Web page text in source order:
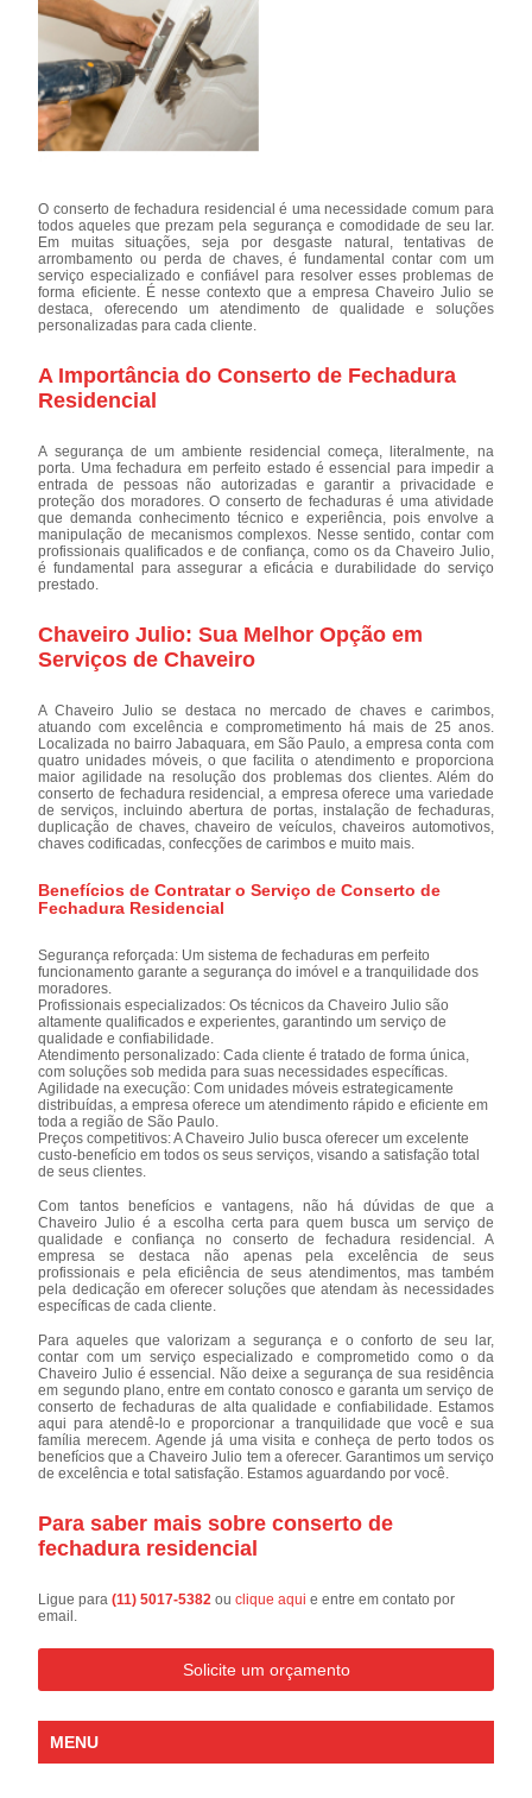
O conserto de fechadura residencial é uma necessidade comum para
todos aqueles que prezam pela segurança e comodidade de seu lar.
Em muitas situações, seja por desgaste natural, tentativas de
arrombamento ou perda de chaves, é fundamental contar com um
serviço especializado e confiável para resolver esses problemas de
forma eficiente. É nesse contexto que a empresa Chaveiro Julio se
destaca, oferecendo um atendimento de qualidade e soluções
personalizadas para cada cliente.
A Importância do Conserto de Fechadura
Residencial
A segurança de um ambiente residencial começa, literalmente, na
porta. Uma fechadura em perfeito estado é essencial para impedir a
entrada de pessoas não autorizadas e garantir a privacidade e
proteção dos moradores. O conserto de fechaduras é uma atividade
que demanda conhecimento técnico e experiência, pois envolve a
manipulação de mecanismos complexos. Nesse sentido, contar com
profissionais qualificados e de confiança, como os da Chaveiro Julio,
é fundamental para assegurar a eficácia e durabilidade do serviço
prestado.
Chaveiro Julio: Sua Melhor Opção em
Serviços de Chaveiro
A Chaveiro Julio se destaca no mercado de chaves e carimbos,
atuando com excelência e comprometimento há mais de 25 anos.
Localizada no bairro Jabaquara, em São Paulo, a empresa conta com
quatro unidades móveis, o que facilita o atendimento e proporciona
maior agilidade na resolução dos problemas dos clientes. Além do
conserto de fechadura residencial, a empresa oferece uma variedade
de serviços, incluindo abertura de portas, instalação de fechaduras,
duplicação de chaves, chaveiro de veículos, chaveiros automotivos,
chaves codificadas, confecções de carimbos e muito mais.
Benefícios de Contratar o Serviço de Conserto de
Fechadura Residencial
Segurança reforçada: Um sistema de fechaduras em perfeito
funcionamento garante a segurança do imóvel e a tranquilidade dos
moradores.
Profissionais especializados: Os técnicos da Chaveiro Julio são
altamente qualificados e experientes, garantindo um serviço de
qualidade e confiabilidade.
Atendimento personalizado: Cada cliente é tratado de forma única,
com soluções sob medida para suas necessidades específicas.
Agilidade na execução: Com unidades móveis estrategicamente
distribuídas, a empresa oferece um atendimento rápido e eficiente em
toda a região de São Paulo.
Preços competitivos: A Chaveiro Julio busca oferecer um excelente
custo-benefício em todos os seus serviços, visando a satisfação total
de seus clientes.
Com tantos benefícios e vantagens, não há dúvidas de que a
Chaveiro Julio é a escolha certa para quem busca um serviço de
qualidade e confiança no conserto de fechadura residencial. A
empresa se destaca não apenas pela excelência de seus
profissionais e pela eficiência de seus atendimentos, mas também
pela dedicação em oferecer soluções que atendam às necessidades
específicas de cada cliente.
Para aqueles que valorizam a segurança e o conforto de seu lar,
contar com um serviço especializado e comprometido como o da
Chaveiro Julio é essencial. Não deixe a segurança de sua residência
em segundo plano, entre em contato conosco e garanta um serviço de
conserto de fechaduras de alta qualidade e confiabilidade. Estamos
aqui para atendê-lo e proporcionar a tranquilidade que você e sua
família merecem. Agende já uma visita e conheça de perto todos os
benefícios que a Chaveiro Julio tem a oferecer. Garantimos um serviço
de excelência e total satisfação. Estamos aguardando por você.
Para saber mais sobre conserto de
fechadura residencial
Ligue para(11) 5017-5382ouclique aqui e entre em contato por
email.
Solicite um orçamento
MENU